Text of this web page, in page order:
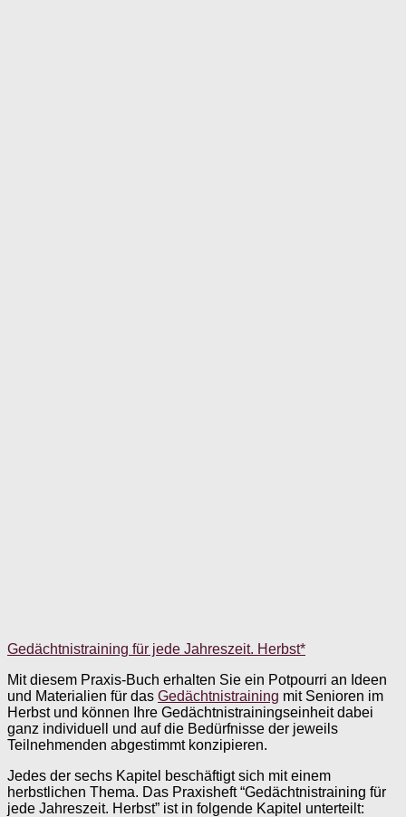
Gedächtnistraining für jede Jahreszeit. Herbst*
Mit diesem Praxis-Buch erhalten Sie ein Potpourri an Ideen
und Materialien für das Gedächtnistraining mit Senioren im
Herbst und können Ihre Gedächtnistrainingseinheit dabei
ganz individuell und auf die Bedürfnisse der jeweils
Teilnehmenden abgestimmt konzipieren.
Jedes der sechs Kapitel beschäftigt sich mit einem
herbstlichen Thema. Das Praxisheft “Gedächtnistraining für
jede Jahreszeit. Herbst” ist in folgende Kapitel unterteilt: